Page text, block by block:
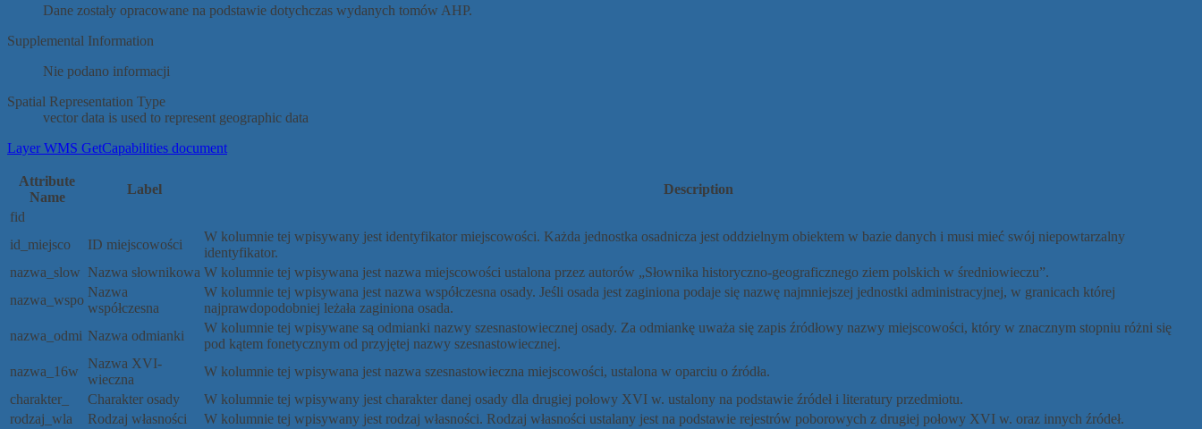
Dane zostały opracowane na podstawie dotychczas wydanych tomów AHP.
Supplemental Information
Nie podano informacji
Spatial Representation Type
vector data is used to represent geographic data
Layer WMS GetCapabilities document
Attribute
Name
Label
Description
fid
id_miejsco
ID miejscowości
W kolumnie tej wpisywany jest identyfikator miejscowości. Każda jednostka osadnicza jest oddzielnym obiektem w bazie danych i musi mieć swój niepowtarzalny
identyfikator.
nazwa_slow Nazwa słownikowa W kolumnie tej wpisywana jest nazwa miejscowości ustalona przez autorów „Słownika historyczno-geograficznego ziem polskich w średniowieczu”.
nazwa_wspo
Nazwa
współczesna
W kolumnie tej wpisywana jest nazwa współczesna osady. Jeśli osada jest zaginiona podaje się nazwę najmniejszej jednostki administracyjnej, w granicach której
najprawdopodobniej leżała zaginiona osada.
nazwa_odmi Nazwa odmianki
W kolumnie tej wpisywane są odmianki nazwy szesnastowiecznej osady. Za odmiankę uważa się zapis źródłowy nazwy miejscowości, który w znacznym stopniu różni się
pod kątem fonetycznym od przyjętej nazwy szesnastowiecznej.
nazwa_16w
Nazwa XVI-
wieczna
W kolumnie tej wpisywana jest nazwa szesnastowieczna miejscowości, ustalona w oparciu o źródła.
charakter_
Charakter osady
W kolumnie tej wpisywany jest charakter danej osady dla drugiej połowy XVI w. ustalony na podstawie źródeł i literatury przedmiotu.
rodzaj_wla
Rodzaj własności W kolumnie tej wpisywany jest rodzaj własności. Rodzaj własności ustalany jest na podstawie rejestrów poborowych z drugiej połowy XVI w. oraz innych źródeł.